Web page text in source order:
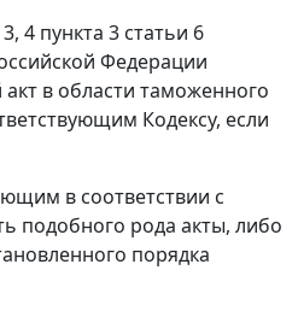
3, 4 пункта 3 статьи 6
Федерации
в области таможенного
Кодексу, если
в соответствии с
подобного рода акты, либо
порядка